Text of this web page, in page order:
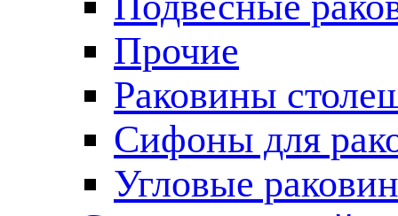
Прочие
Раковины
Сифоны для
Угловые